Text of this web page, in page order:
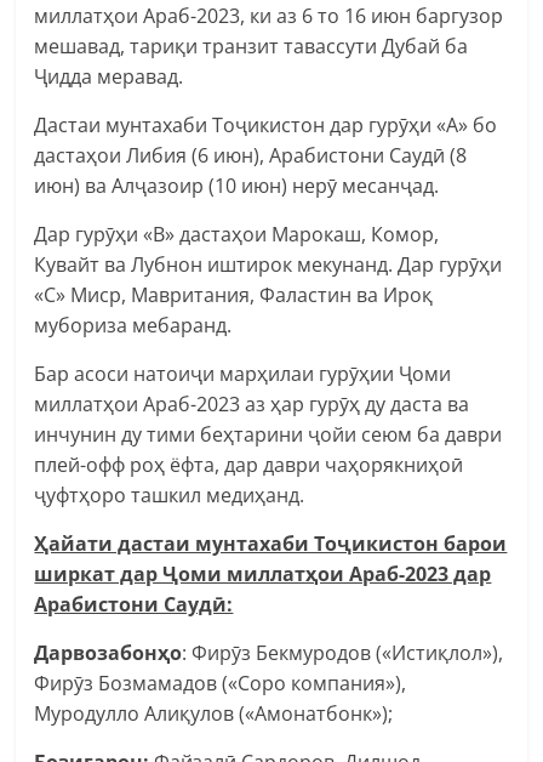
миллатҳои Араб-2023, ки аз 6 то 16 июн баргузор
мешавад, тариқи транзит тавассути Дубай ба
Ҷидда меравад.
Дастаи мунтахаби Тоҷикистон дар гурӯҳи «А» бо
дастаҳои Либия (6 июн), Арабистони Саудӣ (8
июн) ва Алҷазоир (10 июн) нерӯ месанҷад.
Дар гурӯҳи «В» дастаҳои Марокаш, Комор,
Кувайт ва Лубнон иштирок мекунанд. Дар гурӯҳи
«С» Миср, Мавритания, Фаластин ва Ироқ
мубориза мебаранд.
Бар асоси натоиҷи марҳилаи гурӯҳии Ҷоми
миллатҳои Араб-2023 аз ҳар гурӯҳ ду даста ва
инчунин ду тими беҳтарини ҷойи сеюм ба даври
плей-офф роҳ ёфта, дар даври чаҳорякниҳоӣ
ҷуфтҳоро ташкил медиҳанд.
Ҳайати дастаи мунтахаби Тоҷикистон барои
ширкат дар Ҷоми миллатҳои Араб-2023 дар
Арабистони Саудӣ:
Дарвозабонҳо: Фирӯз Бекмуродов («Истиқлол»),
Фирӯз Бозмамадов («Соро компания»),
Муродулло Алиқулов («Амонатбонк»);